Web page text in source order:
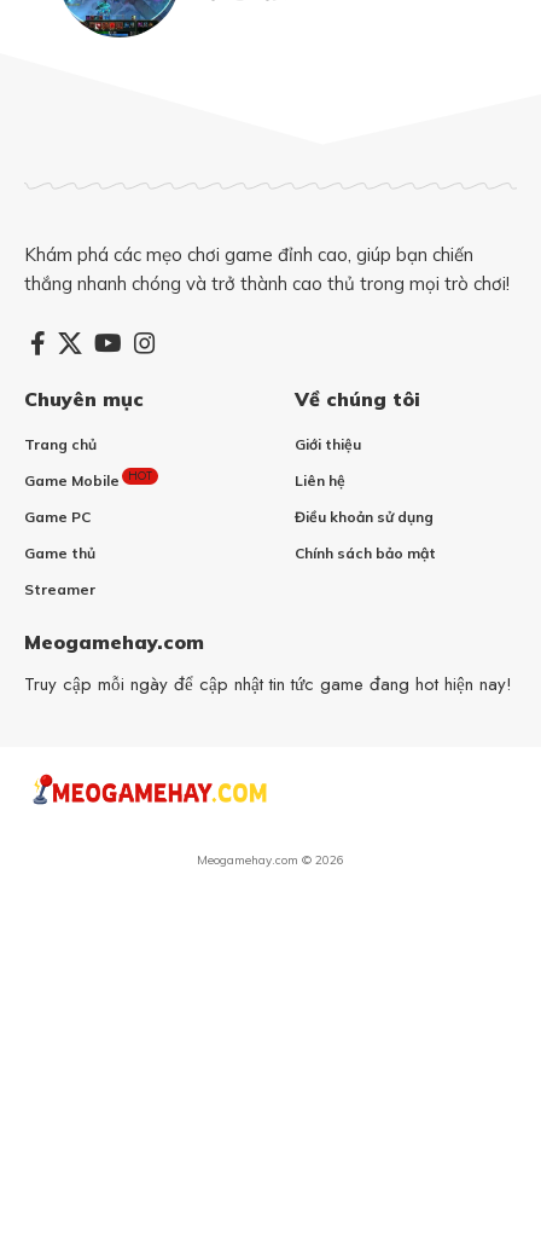
Khám phá các mẹo chơi game đỉnh cao, giúp bạn chiến
thắng nhanh chóng và trở thành cao thủ trong mọi trò chơi!
Chuyên mục
Trang chủ
Game Mobile HOT
Game PC
Game thủ
Streamer
Về chúng tôi
Giới thiệu
Liên hệ
Điều khoản sử dụng
Chính sách bảo mật
Meogamehay.com
Truy cập mỗi ngày để cập nhật tin tức game đang hot hiện nay!
Meogamehay.com © 2026